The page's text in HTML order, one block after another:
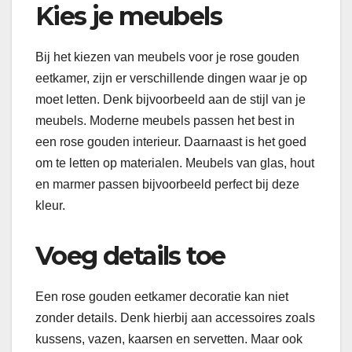
Kies je meubels
Bij het kiezen van meubels voor je rose gouden
eetkamer, zijn er verschillende dingen waar je op
moet letten. Denk bijvoorbeeld aan de stijl van je
meubels. Moderne meubels passen het best in
een rose gouden interieur. Daarnaast is het goed
om te letten op materialen. Meubels van glas, hout
en marmer passen bijvoorbeeld perfect bij deze
kleur.
Voeg details toe
Een rose gouden eetkamer decoratie kan niet
zonder details. Denk hierbij aan accessoires zoals
kussens, vazen, kaarsen en servetten. Maar ook